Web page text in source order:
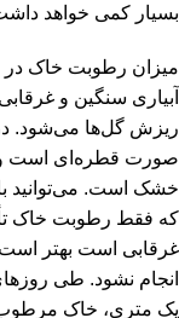
بسیار کمی خواهد
میزان رطوبت خاک
آبیاری سنگین و
ریزش گل‌ها می‌شود.
صورت قطره‌ای است و
خشک است. می‌توانید
که فقط رطوبت خاک
غرقابی است بهتر
انجام نشود. طی
یک متری، خاک مرطوب